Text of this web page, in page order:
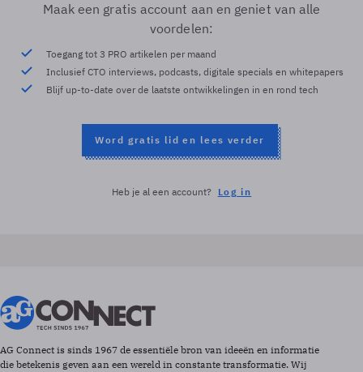
Maak een gratis account aan en geniet van alle
voordelen:
Toegang tot 3 PRO artikelen per maand
Inclusief CTO interviews, podcasts, digitale specials en whitepapers
Blijf up-to-date over de laatste ontwikkelingen in en rond tech
Word gratis lid en lees verder
Heb je al een account? Log in
AG Connect is sinds 1967 de essentiële bron van ideeën en informatie
die betekenis geven aan een wereld in constante transformatie. Wij